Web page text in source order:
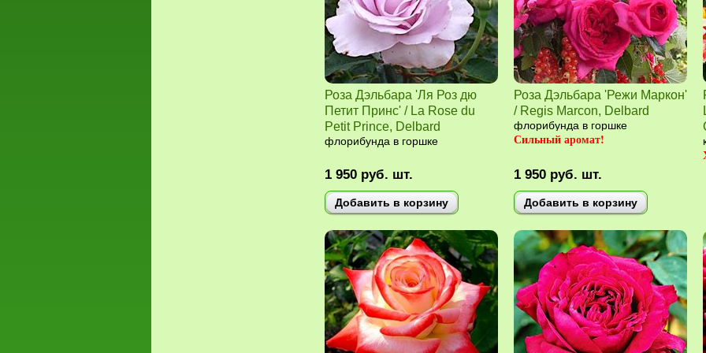
Роза Дэльбара 'Ля Роз дю
Петит Принс' / La Rose du
Petit Prince, Delbard
флорибунда в горшке
1 950 руб. шт.
Добавить в корзину
Роза Дэльбара 'Режи Маркон'
/ Regis Marcon, Delbard
флорибунда в горшке
Сильный аромат!
1 950 руб. шт.
Добавить в корзину